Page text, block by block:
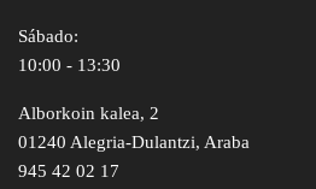
Sábado:
10:00 - 13:30
Alborkoin kalea, 2
01240 Alegria-Dulantzi, Araba
945 42 02 17